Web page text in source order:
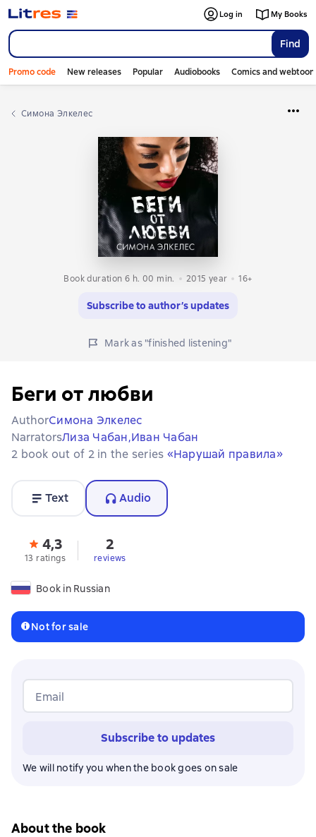
Find
Log in My Books
Promo code New releases Popular Audiobooks Comics and
Симона Элкелес
Book duration 6 h. 00 min. 2015 year 16+
Subscribe to author’s updates
Mark as "finished listening"
Беги от любви
AuthorСимона Элкелес
NarratorsЛиза Чабан,Иван Чабан
2 book out of 2 in the series «Нарушай правила»
Text Audio
4,3
13 ratings
2
reviews
Book in Russian
Not for sale
Email
Subscribe to updates
We will notify you when the book goes on sale
About the book